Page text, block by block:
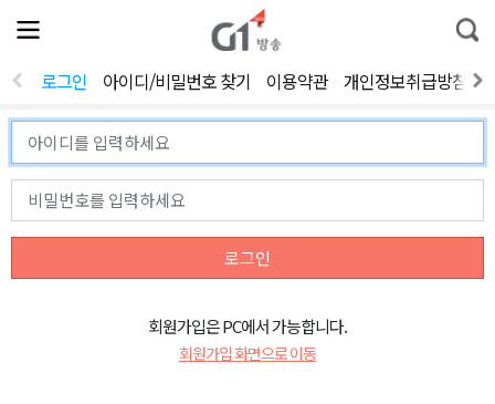
전
체
뉴
열
통
합
색
로그인 아이디/비밀번호 찾기 이용약관 개인정보취급방침
로그인
회원가입은 PC에서 가능합니다.
회원가입 화면으로 이동